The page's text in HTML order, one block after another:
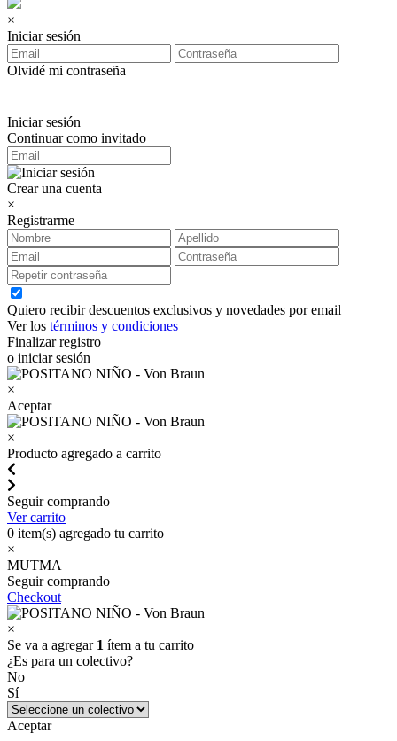
×
Iniciar sesión
Olvidé mi contraseña
Iniciar sesión
Continuar como invitado
Crear una cuenta
×
Registrarme
Quiero recibir descuentos exclusivos y novedades por email
Ver los términos y condiciones
Finalizar registro
o iniciar sesión
×
Aceptar
×
Producto agregado a carrito
Seguir comprando
Ver carrito
0 item(s) agregado tu carrito
×
MUTMA
Seguir comprando
Checkout
×
Se va a agregar 1 ítem a tu carrito
¿Es para un colectivo?
No
Sí
Aceptar